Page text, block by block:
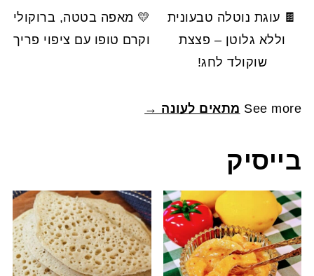
🍫 עוגת נוטלה טבעונית
וללא גלוטן – פצצת
שוקולד לחג!
💛 מאפה בטטה, ברוקולי
וקרם טופו עם ציפוי פריך
See more מתאים לעונה →
בייסיק